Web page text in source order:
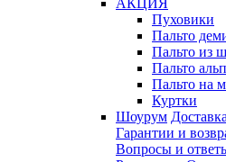
АКЦИЯ
Пуховики
Пальто
Пальто из
Пальто
Пальто на
Куртки
Шоурум
Гарантии и
Вопросы и